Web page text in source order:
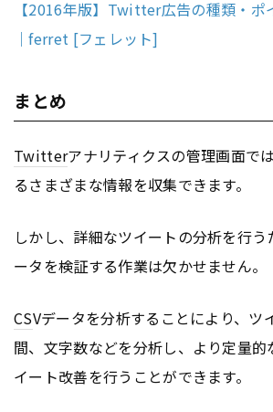
【2016年版】Twitter広告の種類・ポ
｜ferret [フェレット]
まとめ
Twitterアナリティクスの管理画面で
るさまざまな情報を収集できます。
しかし、詳細なツイートの分析を行う
ータを検証する作業は欠かせません。
CSVデータを分析することにより、ツ
間、文字数などを分析し、より定量
イート改善を行うことができます。